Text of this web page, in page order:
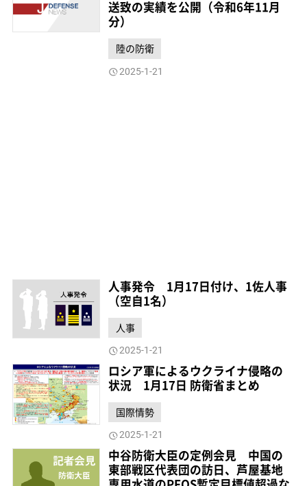
送致の実績を公開（令和6年11月
分）
陸の防衛
2025-1-21
人事発令 1月17日付け、1佐人事
（空自1名）
人事
2025-1-21
ロシア軍によるウクライナ侵略の
状況 1月17日 防衛省まとめ
国際情勢
2025-1-21
中谷防衛大臣の定例会見 中国の
東部戦区代表団の訪日、芦屋基地